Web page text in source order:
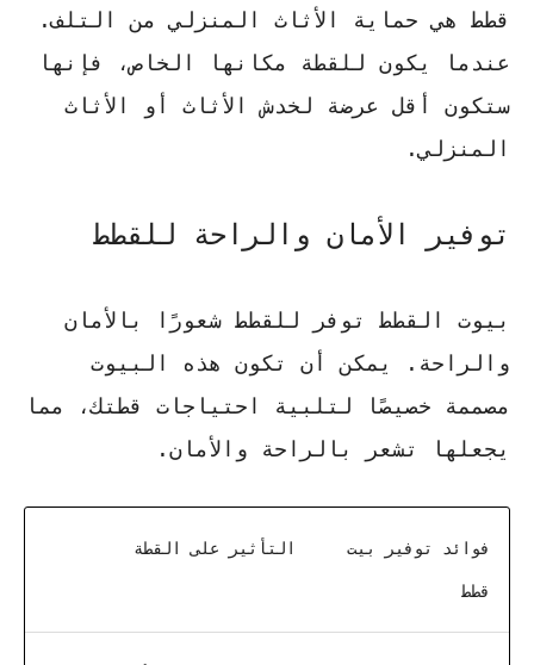
قطط هي حماية الأثاث المنزلي من التلف.
عندما يكون للقطة مكانها الخاص، فإنها
ستكون أقل عرضة لخدش الأثاث أو الأثاث
المنزلي.
توفير الأمان والراحة للقطط
بيوت القطط توفر للقطط شعورًا بالأمان
والراحة. يمكن أن تكون هذه البيوت
مصممة خصيصًا لتلبية احتياجات قطتك، مما
يجعلها تشعر بالراحة والأمان.
فوائد توفير بيت
قطط
التأثير على القطة